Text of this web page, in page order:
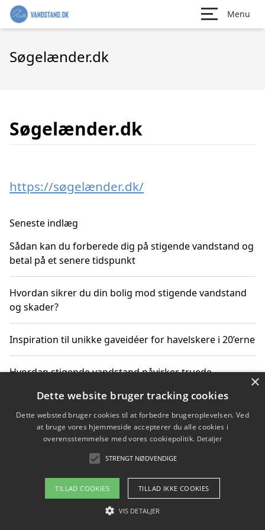
Menu
Søgelænder.dk
Søgelænder.dk
https://søgelænder.dk/
Seneste indlæg
Sådan kan du forberede dig på stigende vandstand og
betal på et senere tidspunkt
Hvordan sikrer du din bolig mod stigende vandstand
og skader?
Inspiration til unikke gaveidéer for havelskere i 20’erne
Hvordan stigende vandstand påvirker truede
Sådan vælger du de bedste vandrerygsække til
vandreture i Danmark
Copyright 2026 - Pilanto Aps
Om / kontakt
×
Dette website bruger tracking cookies
Dette websted bruger cookies til at forbedre brugeroplevelsen. Ved
at bruge vores hjemmeside accepterer du alle cookies i
overensstemmelse med vores cookiepolitik. Detaljer
STRENGT NØDVENDIGE
TILLAD COOKIES TILLAD IKKE COOKIES
VIS DETALJER